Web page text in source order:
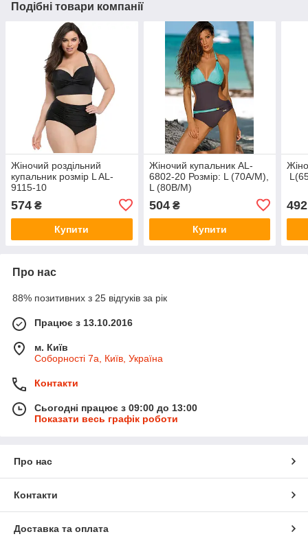
Подібні товари компанії
Жіночий роздільний
купальник розмір L AL-
9115-10
574 ₴
Купити
Жіночий купальник AL-
6802-20 Розмір: L (70А/M),
L (80B/М)
504₴
Купити
492
Про нас
88% позитивних з 25 відгуків за рік
Працює з 13.10.2016
м. Київ
Соборності 7а, Київ, Україна
Контакти
Сьогодні працює з 09:00 до 13:00
Показати весь графік роботи
Про нас
Контакти
Доставка та оплата